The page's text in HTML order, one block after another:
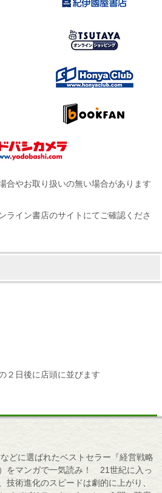
合やお取り扱いの無い場合があります
ライン書店のサイトにてご確認くださ
２日後に店頭に並びます
どに選ばれたベストセラー『経営戦略
をマンガで一気読み！ 21世紀に入っ
技術進化のスピードは劇的に上がり、